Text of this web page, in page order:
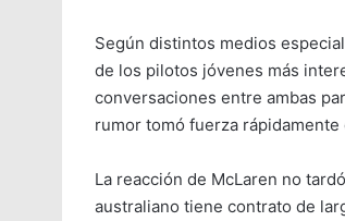
Según distintos medios
de los pilotos jóvenes más
conversaciones entre ambas
rumor tomó fuerza
La reacción de McLaren no
australiano tiene contrato de